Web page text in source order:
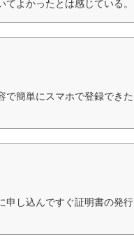
よかったとは感じている。
で簡単にスマホで登録でき
し込んですぐ証明書の発行